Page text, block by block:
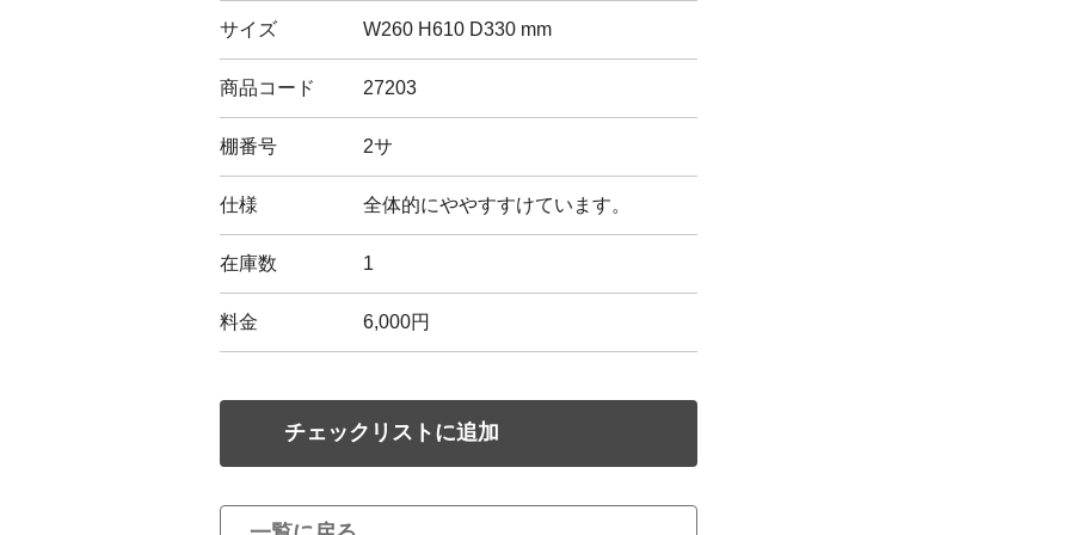
サイズ W260 H610 D330 mm
商品コード 27203
棚番号 2サ
仕様 全体的にややすすけています。
在庫数 1
料金 6,000円
チェックリストに追加